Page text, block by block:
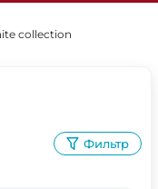
collection
Фильтр